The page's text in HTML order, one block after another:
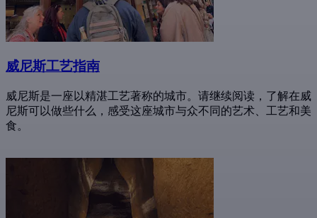
威尼斯工艺指南
威尼斯是一座以精湛工艺著称的城市。请继续阅读，了解在威
尼斯可以做些什么，感受这座城市与众不同的艺术、工艺和美
食。